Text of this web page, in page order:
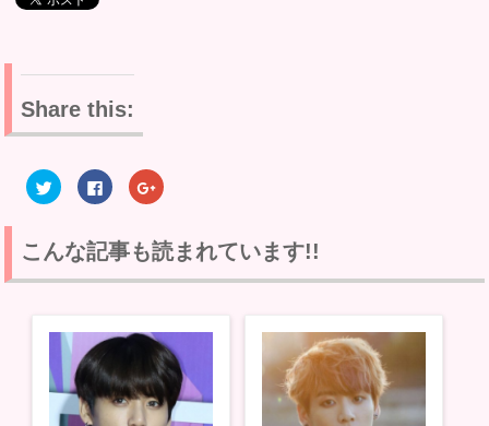
Share this:
ク
リ
て
T
w
i
共
有
(
新
し
F
a
o
o
k
で
る
ク
リ
ッ
ク
リ
し
て
G
o
o
+
で
共
有
(
新
し
こんな記事も読まれています!!